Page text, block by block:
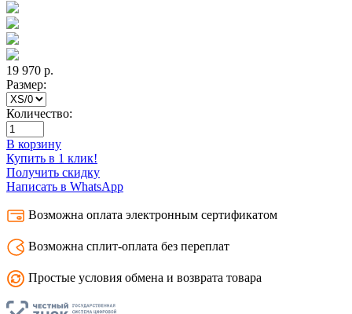
19 970 р.
Размер:
Количество:
В корзину
Купить в 1 клик!
Получить скидку
Написать в WhatsApp
Возможна оплата электронным сертификатом
Возможна сплит-оплата без переплат
Простые условия обмена и возврата товара